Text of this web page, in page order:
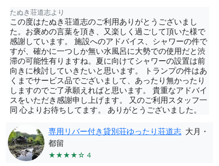
たぬき荘道志より
この度はたぬき荘道志のご利用ありがとうございまし
た。お褒めの言葉を頂き、又楽しく過ごして頂いた様で
感謝しています。 施設へのアドバイス、シャワーの件で
すが、確かに一つしか無い水風呂に大勢での使用だと渋
滞の可能性有りますね。夏に向けてシャワーの設置は前
向きに検討していきたいと思います。 トランプの件はあ
くまでサービス品でございまして、あったり無かったり
しますのでご了承願えればと思います。 貴重なアドバイ
スをいただき感謝申し上げます。 又のご利用スタッフ一
同 心よりお待ちしてます。 ありがとうございました。
専用リバー付き貸別荘ゆったり荘道志 大月・
都留
★★★★☆ 4